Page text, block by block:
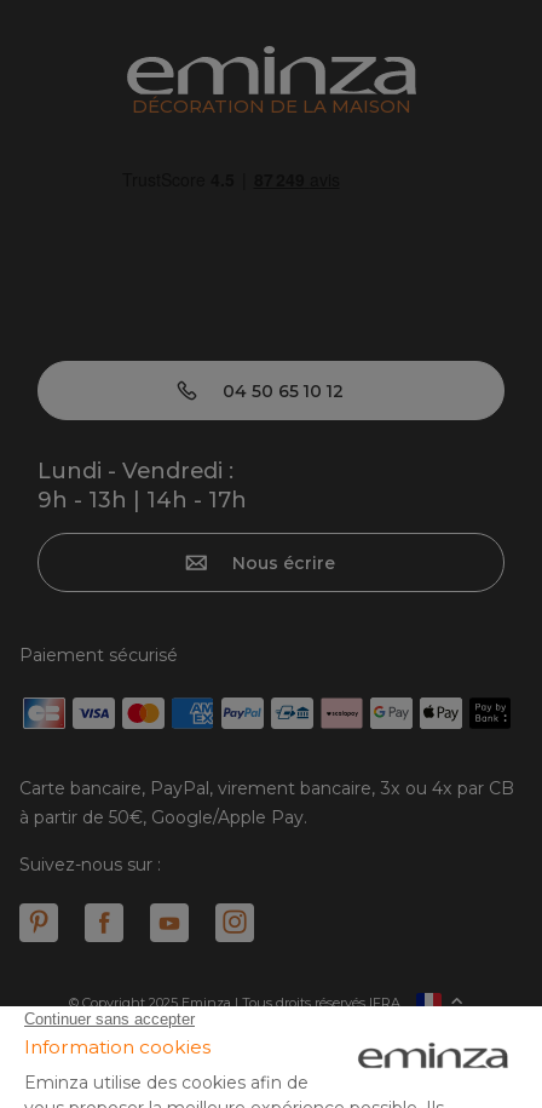
DÉCORATION DE LA MAISON
04 50 65 10 12
Lundi - Vendredi :
9h - 13h | 14h - 17h
Nous écrire
Paiement sécurisé
Carte bancaire, PayPal, virement bancaire, 3x ou 4x par CB
à partir de 50€, Google/Apple Pay.
Suivez-nous sur :
© Copyright 2025 Eminza | Tous droits réservés |
ESPAÑAFRA
* Vous disposez de 30 jours (à compter de la réception ou du